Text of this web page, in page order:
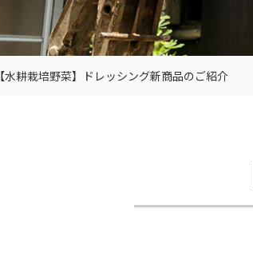
【水耕栽培野菜】ドレッシング新商品のご紹介